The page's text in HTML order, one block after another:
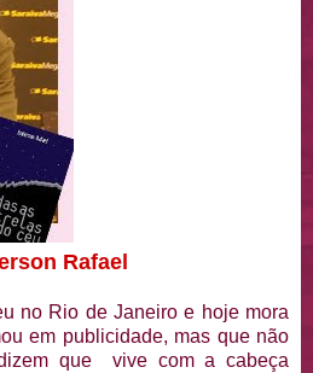
Rafael
no Rio de Janeiro e hoje mora
em publicidade, mas que não
que vive com a cabeça